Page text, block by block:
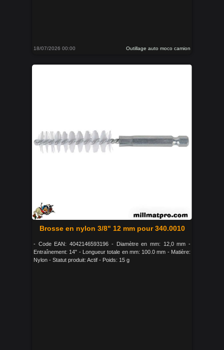
18/07/2026 00:00 Outillage auto moco camion
Brosse en nylon 3/8" 12 mm pour 340.0010
- Code EAN: 4042146593196 - Diamètre en mm: 12,0 mm -
Entraînement: 14" - Longueur totale en mm: 100.0 mm - Matière:
Nylon - Statut produit: Actif - Poids: 15 g